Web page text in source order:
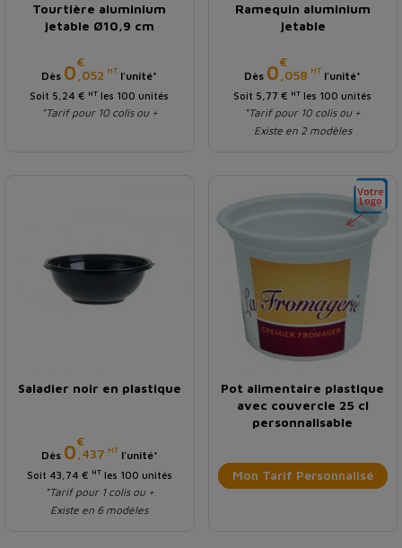
Tourtière aluminium
jetable Ø10,9 cm
Prix
Dès 0€
,052 HT l'unité*
Soit 5,24 € HT les 100 unités
*Tarif pour 10 colis ou +
Ramequin aluminium
jetable
Prix
Dès 0€
,058 HT l'unité*
Soit 5,77 € HT les 100 unités
*Tarif pour 10 colis ou +
Existe en 2 modèles
Saladier noir en plastique
Prix
Dès 0€
,437 HT l'unité*
Soit 43,74 € HTles 100 unités
*Tarif pour 1 colis ou +
Existe en 6 modèles
Pot alimentaire plastique
avec couvercle 25 cl
personnalisable
Mon Tarif Personnalisé